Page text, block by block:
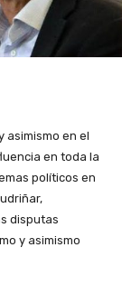
asimismo en el
en toda la
políticos en
disputas
y asimismo